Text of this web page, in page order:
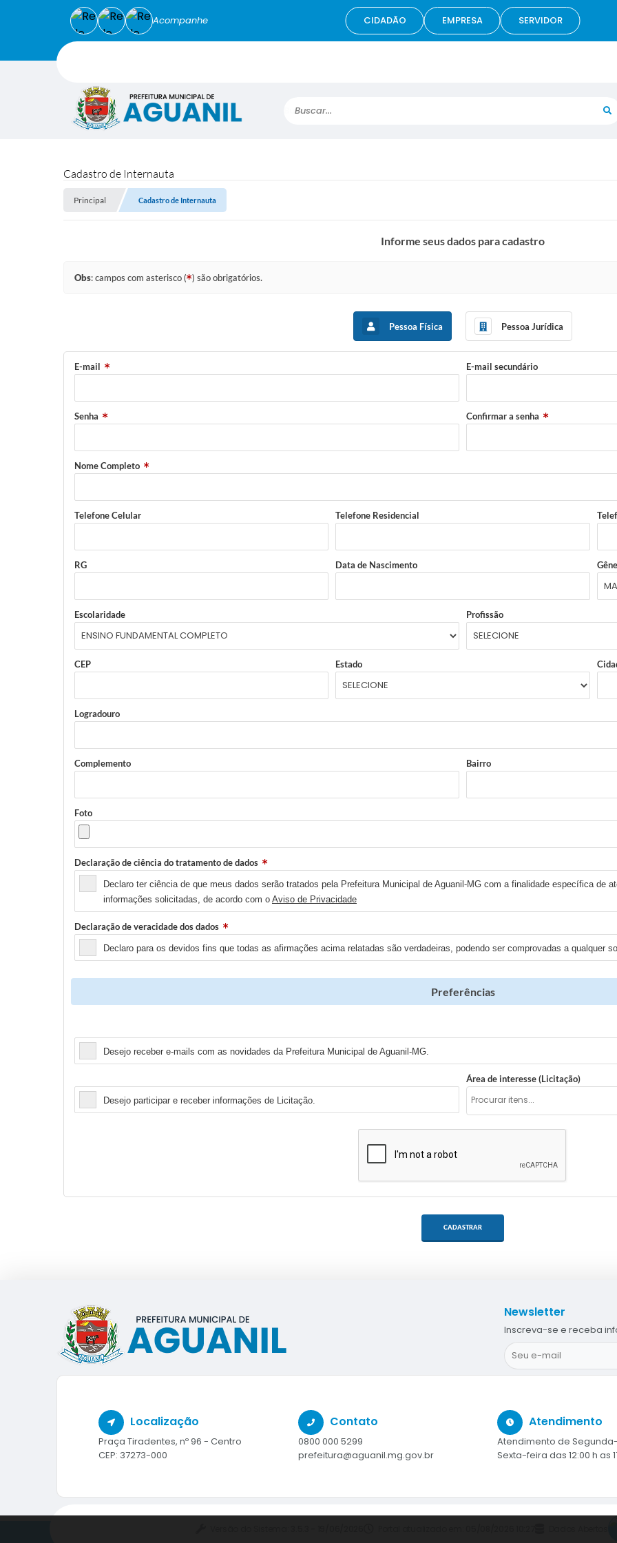
Buscar...
Acompanhe CIDADÃO EMPRESA SERVIDOR
Cadastro de Internauta
Principal Cadastro de Internauta
Informe seus dados para cadastro
Obs: campos com asterisco ( ) são obrigatórios.
Pessoa Física Pessoa Jurídica
E-mail E-mail secundário
Senha Confirmar a senha
Nome Completo
Telefone Celular Telefone Residencial
RG Data de Nascimento
Escolaridade Profissão
CEP Estado
Logradouro
Complemento Bairro
Foto
Declaração de ciência do tratamento de dados
Declaro ter ciência de que meus dados serão tratados pela Prefeitura Municipal de Aguanil-MG com a finalidade específica de
informações solicitadas, de acordo com o Aviso de Privacidade
Declaração de veracidade dos dados
Declaro para os devidos fins que todas as afirmações acima relatadas são verdadeiras, podendo ser comprovadas a qualquer
Preferências
Desejo receber e-mails com as novidades da Prefeitura Municipal de Aguanil-MG.
Desejo participar e receber informações de Licitação.
Área de interesse (Licitação)
CADASTRAR
Localização
Praça Tiradentes, nº 96 - Centro
CEP: 37273-000
Contato
0800 000 5299
prefeitura@aguanil.mg.gov.br
Atendimento
Atendimento de
Sexta-feira das 12:00 h as
Newsletter
Inscreva-se e receba